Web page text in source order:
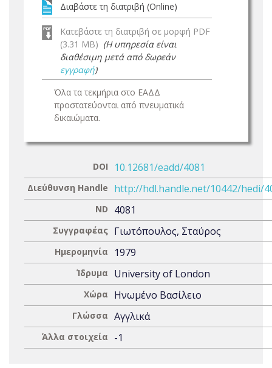
Διαβάστε τη διατριβή (Online)
Κατεβάστε τη διατριβή σε μορφή PDF
(3.31 MB) (Η υπηρεσία είναι
διαθέσιμη μετά από δωρεάν
εγγραφή)
Όλα τα τεκμήρια στο ΕΑΔΔ
προστατεύονται από πνευματικά
δικαιώματα.
DOI 10.12681/eadd/4081
Διεύθυνση Handle http://hdl.handle.net/10442/hedi/
ND 4081
Συγγραφέας Γιωτόπουλος, Σταύρος
Ημερομηνία 1979
Ίδρυμα University of London
Χώρα Ηνωμένο Βασίλειο
Γλώσσα Αγγλικά
Άλλα στοιχεία -1